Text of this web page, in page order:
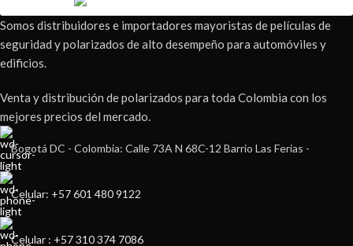
Somos distribuidores e importadores mayoristas de películas de
seguridad y polarizados de alto desempeño para automóviles y
edificios.
Venta y distribución de polarizados para toda Colombia con los
mejores precios del mercado.
Bogotá DC - Colombia: Calle 73A N 68C-12 Barrio Las Ferias -
Celular: +57 601 480 9122
Celular : +57 310 374 7086